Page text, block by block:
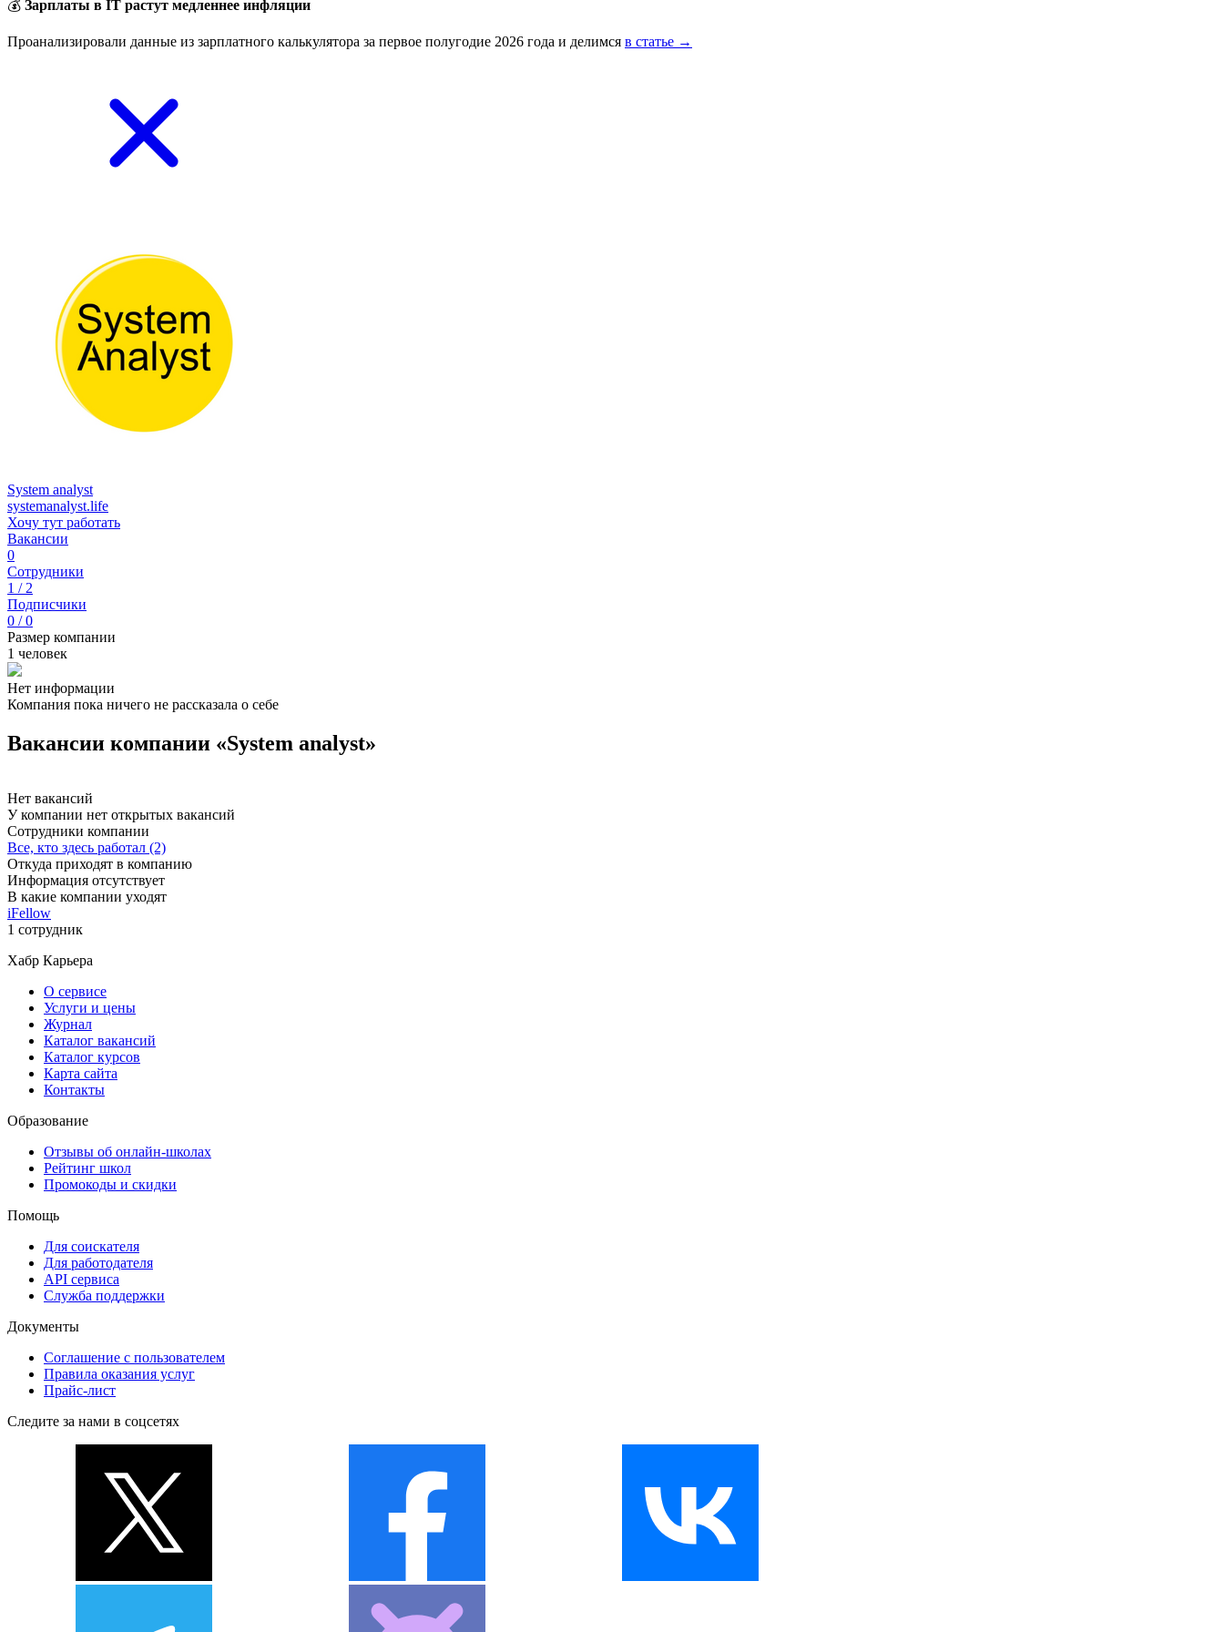
💰 Зарплаты в IT растут медленнее инфляции
Проанализировали данные из зарплатного калькулятора за первое полугодие 2026 года и делимся в статье →
System analyst
systemanalyst.life
Хочу тут работать
Вакансии
0
Сотрудники
1 / 2
Подписчики
0 / 0
Размер компании
1 человек
Нет информации
Компания пока ничего не рассказала о себе
Вакансии компании «System analyst»
Нет вакансий
У компании нет открытых вакансий
Сотрудники компании
Все, кто здесь работал (2)
Откуда приходят в компанию
Информация отсутствует
В какие компании уходят
iFellow
1 сотрудник
Хабр Карьера
О сервисе
Услуги и цены
Журнал
Каталог вакансий
Каталог курсов
Карта сайта
Контакты
Образование
Отзывы об онлайн-школах
Рейтинг школ
Промокоды и скидки
Помощь
Для соискателя
Для работодателя
API сервиса
Служба поддержки
Документы
Соглашение с пользователем
Правила оказания услуг
Прайс-лист
Следите за нами в соцсетях